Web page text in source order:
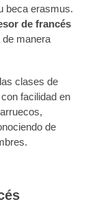
beca erasmus.
de francés
de manera
clases de
con facilidad en
de